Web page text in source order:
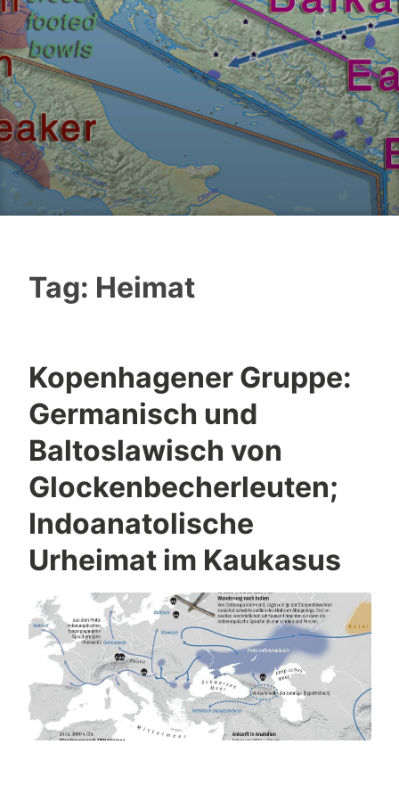
Tag: Heimat
Kopenhagener Gruppe:
Germanisch und
Baltoslawisch von
Glockenbecherleuten;
Indoanatolische
Urheimat im Kaukasus